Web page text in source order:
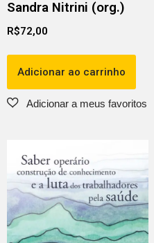
Sandra Nitrini (org.)
R$72,00
Adicionar ao carrinho